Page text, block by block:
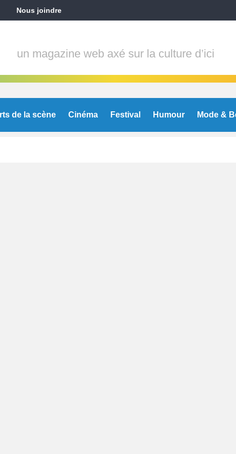
Nous joindre
un magazine web axé sur la culture d’ici
de la scène Cinéma Festival Humour Mode &